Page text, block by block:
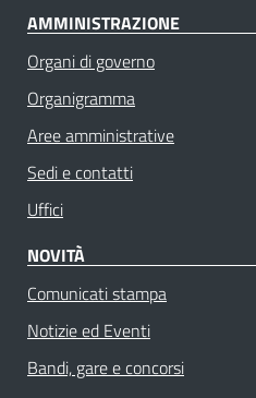
AMMINISTRAZIONE
Organi di governo
Organigramma
Aree amministrative
Sedi e contatti
Uffici
NOVITÀ
Comunicati stampa
Notizie ed Eventi
Bandi, gare e concorsi